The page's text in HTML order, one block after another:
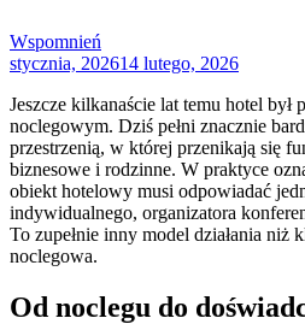
Wspomnień
stycznia, 202614 lutego, 2026
Jeszcze kilkanaście lat temu hotel był
noclegowym. Dziś pełni znacznie
przestrzenią, w której przenikają się
biznesowe i rodzinne. W praktyce
obiekt hotelowy musi odpowiadać
indywidualnego, organizatora
To zupełnie inny model działania niż
noclegowa.
Od noclegu do